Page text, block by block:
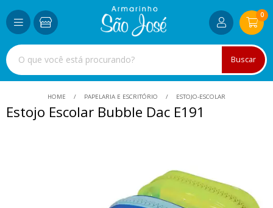
Buscar
0
HOME PAPELARIA E ESCRITÓRIO ESTOJO-ESCOLAR
Estojo Escolar Bubble Dac E191